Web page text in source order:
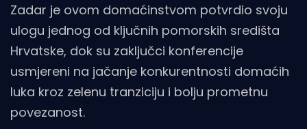
Zadar je ovom domaćinstvom potvrdio svoju
ulogu jednog od ključnih pomorskih središta
Hrvatske, dok su zaključci konferencije
usmjereni na jačanje konkurentnosti domaćih
luka kroz zelenu tranziciju i bolju prometnu
povezanost.